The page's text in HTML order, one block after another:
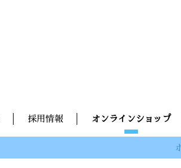
採用情報 オンラインショップ